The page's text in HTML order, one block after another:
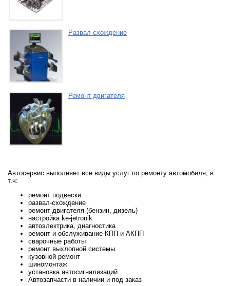
Развал-схождение
Ремонт двигателя
Автосервис выполняет все виды услуг по ремонту автомобиля, в
т.ч:
ремонт подвески
развал-схождение
ремонт двигателя (бензин, дизель)
настройка ke-jetronik
автоэлектрика, диагностика
ремонт и обслуживание КПП и АКПП
сварочные работы
ремонт выхлопной системы
кузовной ремонт
шиномонтаж
установка автосигнализаций
Автозапчасти в наличии и под заказ